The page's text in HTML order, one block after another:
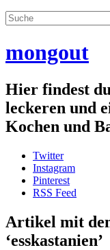
mongout
Hier findest
leckeren und
Kochen und
Twitter
Instagram
Pinterest
RSS Feed
Artikel mit
‘esskastanien’